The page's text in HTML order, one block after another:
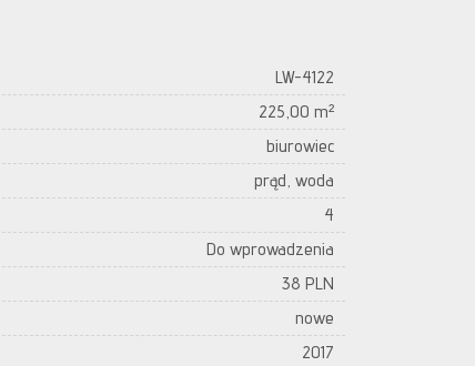
LW-4122
225,00 m²
biurowiec
prąd, woda
4
Do wprowadzenia
38 PLN
nowe
2017